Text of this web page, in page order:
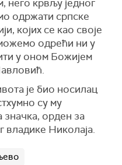
него крвљу једног
одржати српске
којих се као своје
одрећи ни у
у оном Божијем
је био носилац
су му
орден за
владике Николаја.